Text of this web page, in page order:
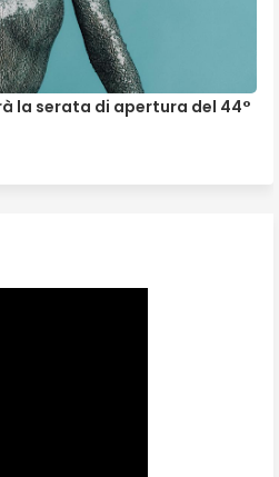
la serata di apertura del 44°